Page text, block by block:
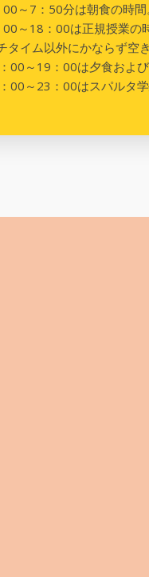
00～7：50分は朝食の時間
～18：00は正規授業の
タイム以外にかならず空
00～19：00は夕食およ
00～23：00はスパルタ